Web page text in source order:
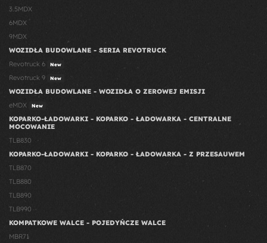
3.5MDX
6MDX
9MDX
WOZIDŁA BUDOWLANE - SERIA REVOTRUCK
Revotruck 6
New
Revotruck 9 New
WOZIDŁA BUDOWLANE - WOZIDŁA O ZEROWEJ EMISJI
eMDX
New
KOPARKO-ŁADOWARKI - KOPARKO - ŁADOWARKA - CENTRALNE
MOCOWANIE
TLB830
KOPARKO-ŁADOWARKI - KOPARKO - ŁADOWARKA - Z PRZESAUWEM
TLB870
TLB880
TLB890
TLB990
KOMPATKOWE WALCE - POJEDYŃCZE WALCE
MBR71